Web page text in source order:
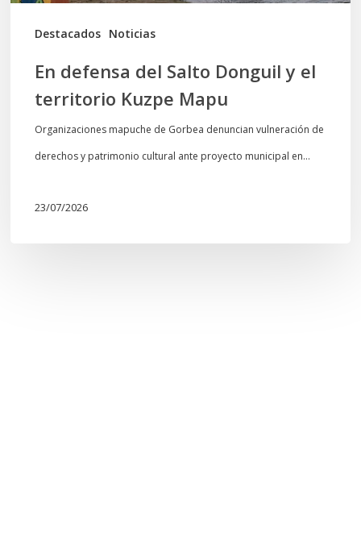
Destacados Noticias
Mapu
En defensa del Salto Donguil y el
territorio Kuzpe Mapu
Organizaciones mapuche de Gorbea denuncian vulneración de
derechos y patrimonio cultural ante proyecto municipal en…
23/07/2026